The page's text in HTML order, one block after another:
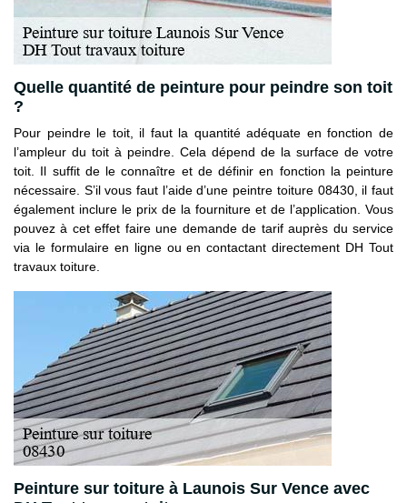
Quelle quantité de peinture pour peindre son toit
?
Pour peindre le toit, il faut la quantité adéquate en fonction de
l’ampleur du toit à peindre. Cela dépend de la surface de votre
toit. Il suffit de le connaître et de définir en fonction la peinture
nécessaire. S’il vous faut l’aide d’une peintre toiture 08430, il faut
également inclure le prix de la fourniture et de l’application. Vous
pouvez à cet effet faire une demande de tarif auprès du service
via le formulaire en ligne ou en contactant directement DH Tout
travaux toiture.
Peinture sur toiture à Launois Sur Vence avec